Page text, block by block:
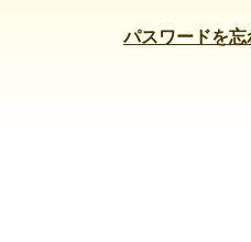
パスワードを